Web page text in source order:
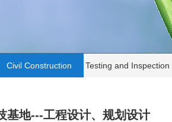
Civil Construction Testing and Inspection
基地---工程设计、规划设计